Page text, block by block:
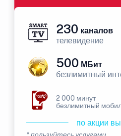
230 каналов
телевидение
500 МБит
безлимитный
2 000 минут
безлимитный
по акции
* пользуйтесь услугами